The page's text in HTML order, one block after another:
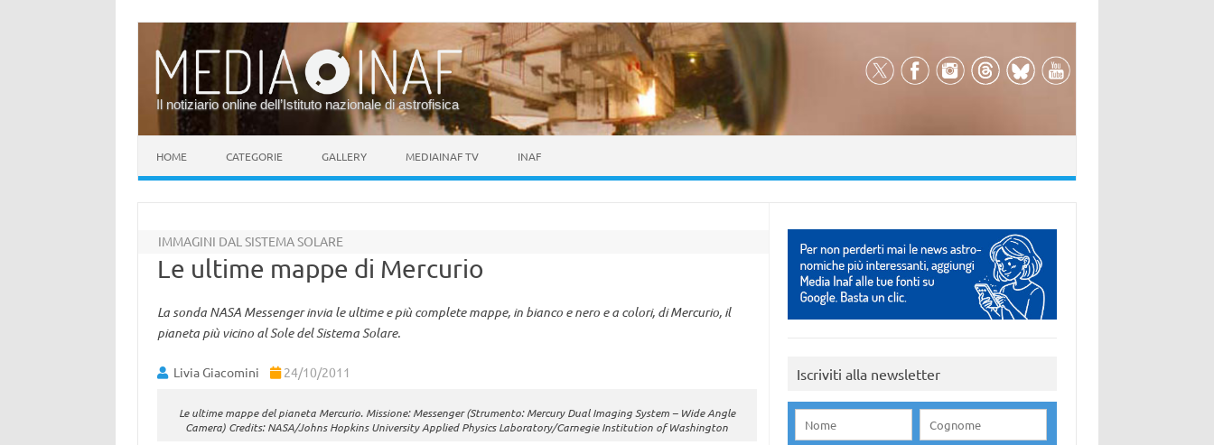
Il notiziario online dell’Istituto nazionale di astrofisica
HOME CATEGORIE GALLERY MEDIAINAF TV INAF
IMMAGINI DAL SISTEMA SOLARE
Le ultime mappe di Mercurio
La sonda NASA Messenger invia le ultime e più complete mappe, in bianco e nero e a colori, di Mercurio, il
pianeta più vicino al Sole del Sistema Solare.
Livia Giacomini 24/10/2011
Le ultime mappe del pianeta Mercurio. Missione: Messenger (Strumento: Mercury Dual Imaging System – Wide Angle
Camera) Credits: NASA/Johns Hopkins University Applied Physics Laboratory/Carnegie Institution of Washington
Iscriviti alla newsletter